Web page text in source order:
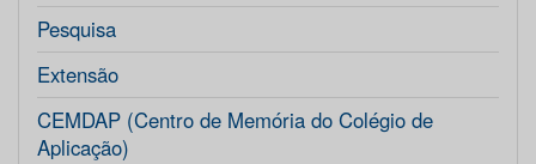
Pesquisa
Extensão
CEMDAP (Centro de Memória do Colégio de
Aplicação)